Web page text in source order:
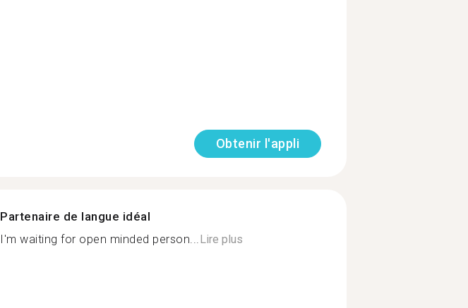
Obtenir l'appli
Partenaire de langue idéal
I'm waiting for open minded person...Lire plus